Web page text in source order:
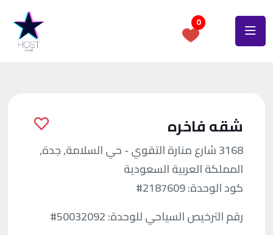
0
شقه فاخره
3168 شارع منارة التقوي - حي السلامة, جدة,
المملكة العربية السعودية
كود الوحدة:#2187609
رقم الترخيص السياحي للوحدة:#50032092